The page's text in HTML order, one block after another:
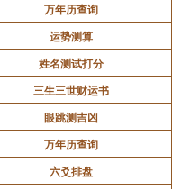
兑上震下
艮上巽下
坤上兑下
巽上坤下
万年历查询
运势测算
姓名测试打分
三生三世财运书
眼跳测吉凶
万年历查询
六爻排盘